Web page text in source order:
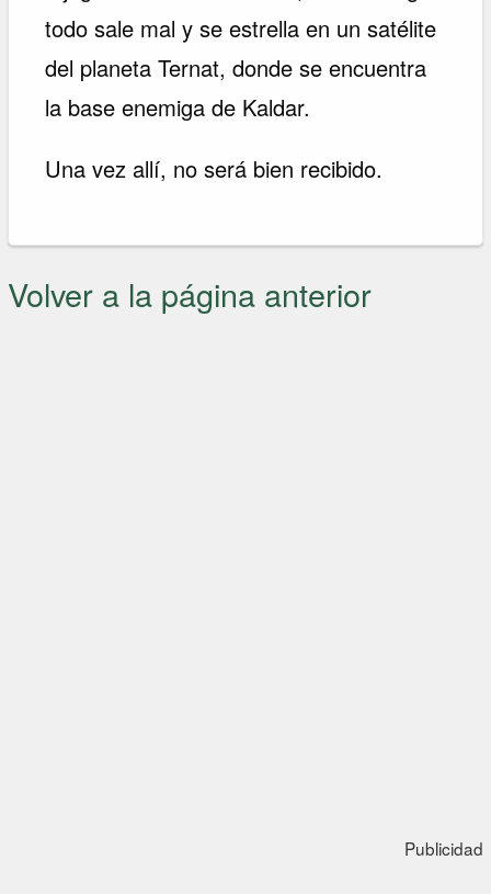
todo sale mal y se estrella en un satélite
del planeta Ternat, donde se encuentra
la base enemiga de Kaldar.
Una vez allí, no será bien recibido.
Volver a la página anterior
Publicidad